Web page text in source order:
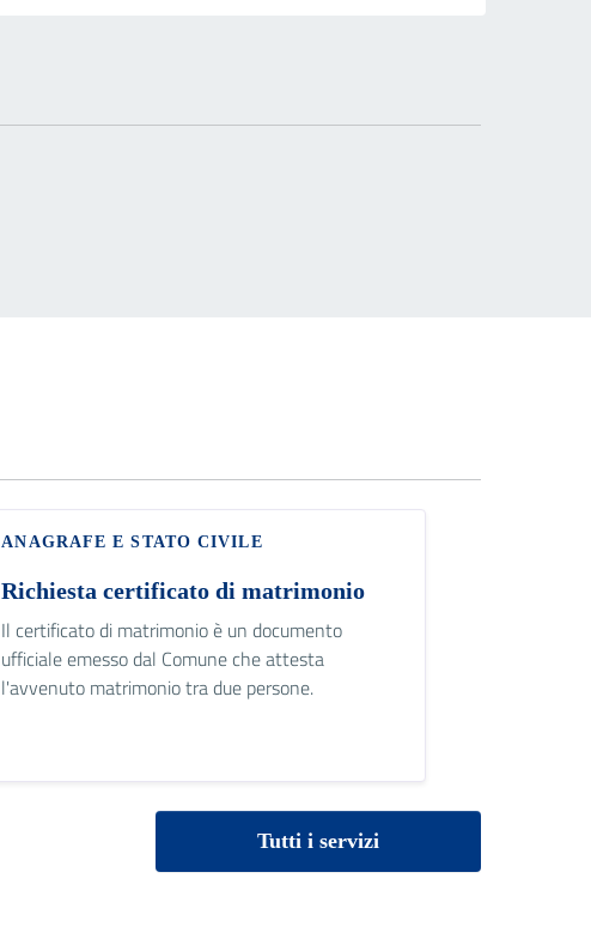
ANAGRAFE E STATO CIVILE
Richiesta certificato di matrimonio
Il certificato di matrimonio è un documento
ufficiale emesso dal Comune che attesta
l'avvenuto matrimonio tra due persone.
Tutti i servizi